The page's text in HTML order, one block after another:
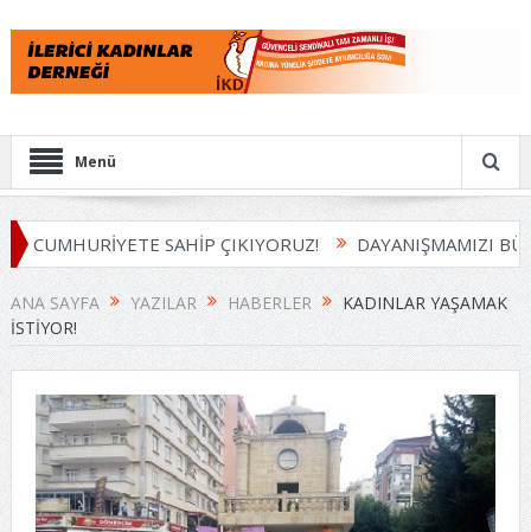
Menü
SAHİP ÇIKIYORUZ! DAYANIŞMAMIZI
ANA SAYFA YAZILAR HABERLER
KADINLAR YAŞAMAK
İSTIYOR!